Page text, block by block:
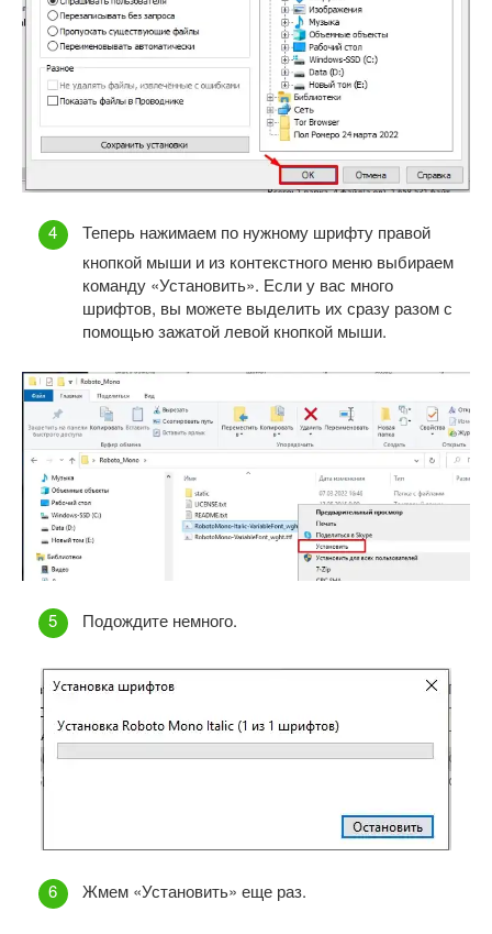
Теперь нажимаем по нужному шрифту правой
кнопкой мыши и из контекстного меню выбираем
команду «Установить». Если у вас много
шрифтов, вы можете выделить их сразу разом с
помощью зажатой левой кнопкой мыши.
Подождите немного.
Жмем «Установить» еще раз.